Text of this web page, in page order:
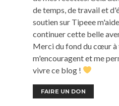
de temps, de travail et
soutien sur Tipeee
continuer cette belle
Merci du fond du cœur à
m'encouragent et me
vivre ce blog !
FAIRE UN DON